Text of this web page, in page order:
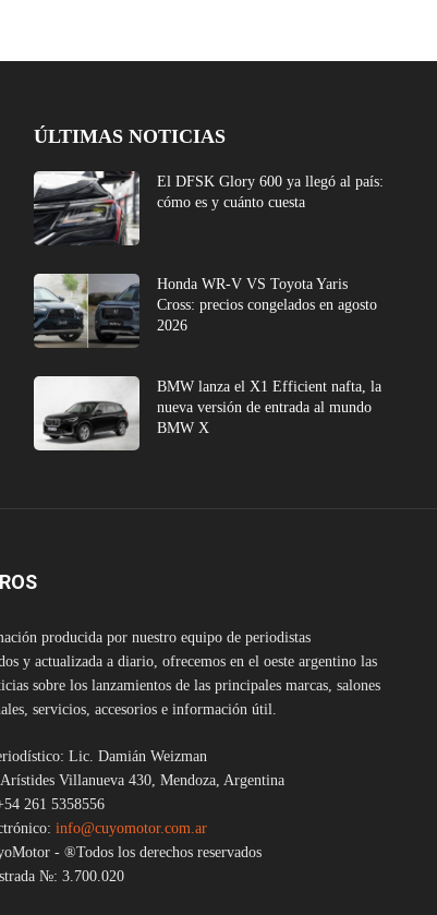
ÚLTIMAS NOTICIAS
El DFSK Glory 600 ya llegó al país:
cómo es y cuánto cuesta
Honda WR-V VS Toyota Yaris
Cross: precios congelados en agosto
2026
BMW lanza el X1 Efficient nafta, la
nueva versión de entrada al mundo
BMW X
producida por nuestro equipo de periodistas
y actualizada a diario, ofrecemos en el oeste argentino las
sobre los lanzamientos de las principales marcas, salones
servicios, accesorios e información útil.
Lic. Damián Weizman
Villanueva 430, Mendoza, Argentina
261 5358556
info@cuyomotor.com.ar
- ®Todos los derechos reservados
№: 3.700.020